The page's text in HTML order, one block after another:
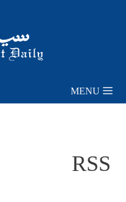
MENU
RSS